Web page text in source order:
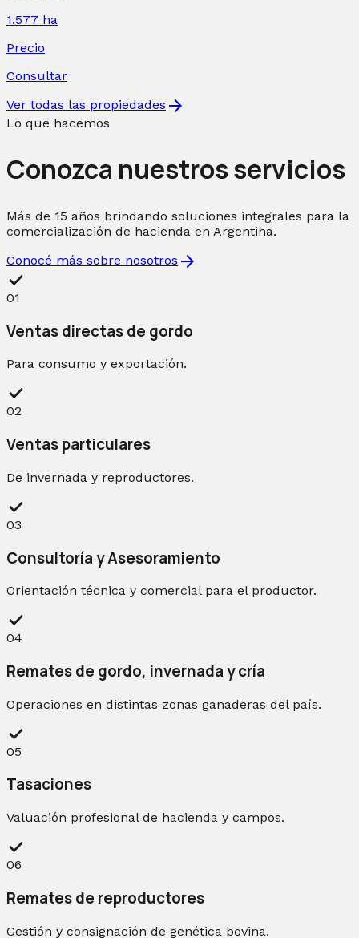
1.577 ha
Precio
Consultar
Ver todas las propiedades arrow_forward
Lo que hacemos
Conozca nuestros servicios
Más de 15 años brindando soluciones integrales para la
comercialización de hacienda en Argentina.
Conocé más sobre nosotros arrow_forward
check
01
Ventas directas de gordo
Para consumo y exportación.
check
02
Ventas particulares
De invernada y reproductores.
check
03
Consultoría y Asesoramiento
Orientación técnica y comercial para el productor.
check
04
Remates de gordo, invernada y cría
Operaciones en distintas zonas ganaderas del país.
check
05
Tasaciones
Valuación profesional de hacienda y campos.
check
06
Remates de reproductores
Gestión y consignación de genética bovina.